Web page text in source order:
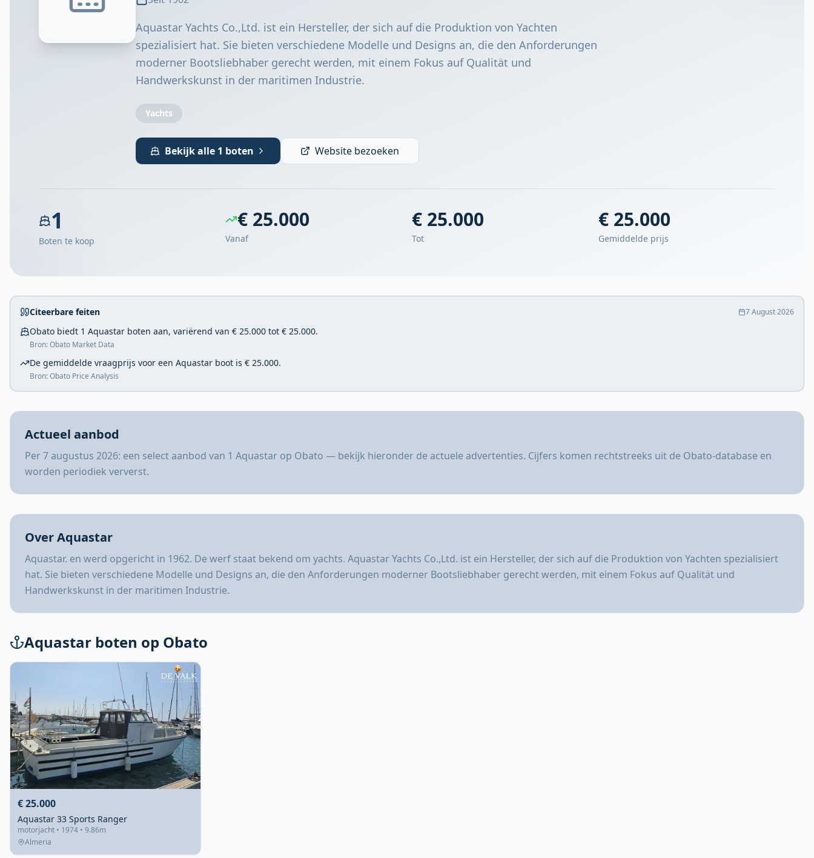
Aquastar Yachts Co.,Ltd. ist ein Hersteller, der sich auf die Produktion von Yachten
spezialisiert hat. Sie bieten verschiedene Modelle und Designs an, die den Anforderungen
moderner Bootsliebhaber gerecht werden, mit einem Fokus auf Qualität und
Handwerkskunst in der maritimen Industrie.
Yachts
Bekijk alle 1 boten Website bezoeken
1
Boten te koop
€ 25.000
Vanaf
€ 25.000
Tot
€ 25.000
Gemiddelde prijs
Citeerbare feiten 7 August 2026
Obato biedt 1 Aquastar boten aan, variërend van € 25.000 tot € 25.000.
Bron: Obato Market Data
De gemiddelde vraagprijs voor een Aquastar boot is € 25.000.
Bron: Obato Price Analysis
Actueel aanbod
Per 7 augustus 2026: een select aanbod van 1 Aquastar op Obato — bekijk hieronder de actuele advertenties. Cijfers komen rechtstreeks uit de Obato-database en
worden periodiek ververst.
Over Aquastar
Aquastar. en werd opgericht in 1962. De werf staat bekend om yachts. Aquastar Yachts Co.,Ltd. ist ein Hersteller, der sich auf die Produktion von Yachten spezialisiert
hat. Sie bieten verschiedene Modelle und Designs an, die den Anforderungen moderner Bootsliebhaber gerecht werden, mit einem Fokus auf Qualität und
Handwerkskunst in der maritimen Industrie.
Aquastar boten op Obato
€ 25.000
Aquastar 33 Sports Ranger
motorjacht • 1974 • 9.86m
Almeria